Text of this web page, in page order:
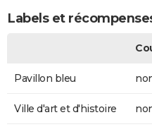
Labels et
Pavillon bleu
Ville d'art et d'histoire